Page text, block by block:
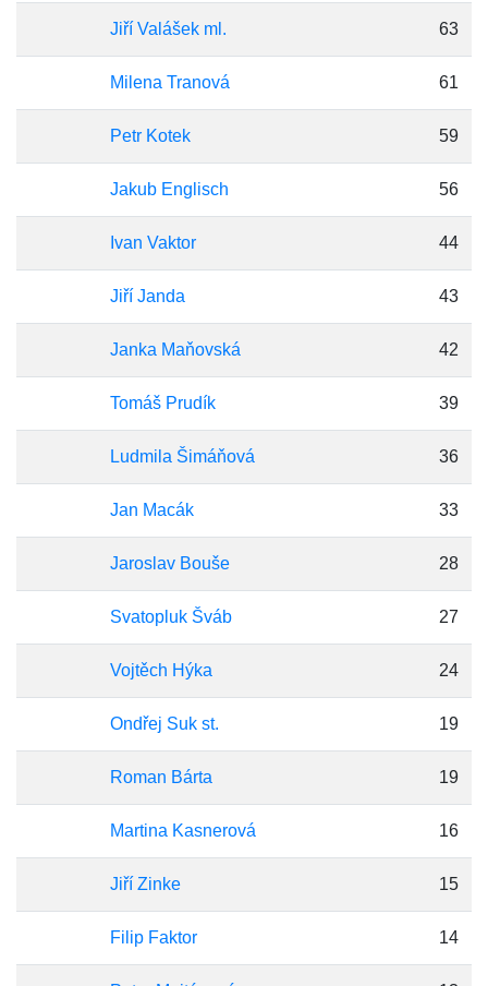
Jiří Valášek ml. 63
Milena Tranová 61
Petr Kotek 59
Jakub Englisch 56
Ivan Vaktor 44
Jiří Janda 43
Janka Maňovská 42
Tomáš Prudík 39
Ludmila Šimáňová 36
Jan Macák 33
Jaroslav Bouše 28
Svatopluk Šváb 27
Vojtěch Hýka 24
Ondřej Suk st. 19
Roman Bárta 19
Martina Kasnerová 16
Jiří Zinke 15
Filip Faktor 14